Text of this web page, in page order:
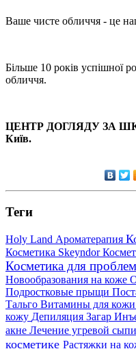
Ваше чисте обличчя - це
Більше 10 років успішної
обличчя.
ЦЕНТР ДОГЛЯДУ ЗА
Київ.
Теги
Holy Land Ароматерапия
Косметика Skeyndor
Косметика для
Новообразования на коже
Подростковые прыщи
Тальго Витамины для кожи
кожу Депиляция Загар
акне Лечение угревой сыпи
косметике Растяжки на